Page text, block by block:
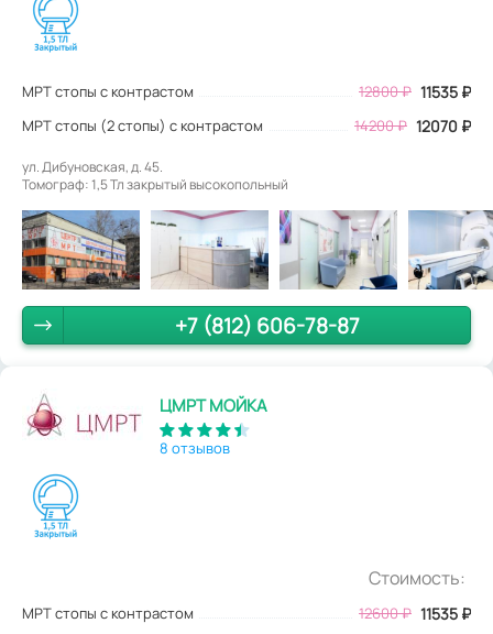
МРТ стопы с контрастом 12800₽ 11535 ₽
МРТ стопы (2 стопы) с контрастом 14200 ₽ 12070 ₽
ул. Дибуновская, д. 45.
Томограф: 1,5 Тл закрытый высокопольный
+7 (812) 606-78-87
ЦМРТ МОЙКА
8 отзывов
Стоимость:
МРТ стопы с контрастом 12600₽ 11535 ₽